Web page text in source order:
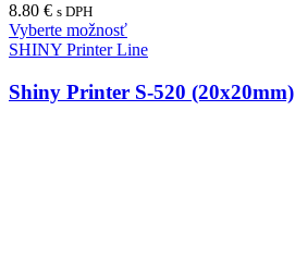
8.80 € s DPH
Vyberte možnosť
SHINY Printer Line
Shiny Printer S-520 (20x20mm)